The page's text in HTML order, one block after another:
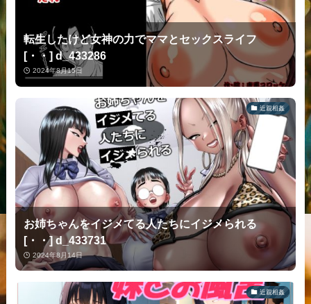
転生したけど女神の力でママとセックスライフ
[・・] d_433286
2024年8月15日
近親相姦
お姉ちゃんをイジメてる人たちにイジメられる
[・・] d_433731
2024年8月14日
近親相姦